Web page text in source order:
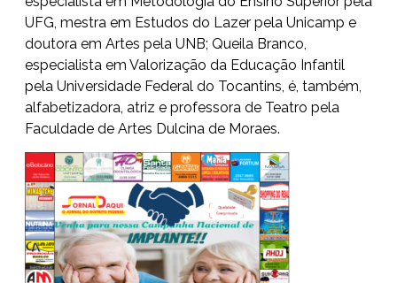
UFG, mestra em Estudos do Lazer pela Unicamp e
doutora em Artes pela UNB; Queila Branco,
especialista em Valorização da Educação Infantil
pela Universidade Federal do Tocantins, é, também,
alfabetizadora, atriz e professora de Teatro pela
Faculdade de Artes Dulcina de Moraes.